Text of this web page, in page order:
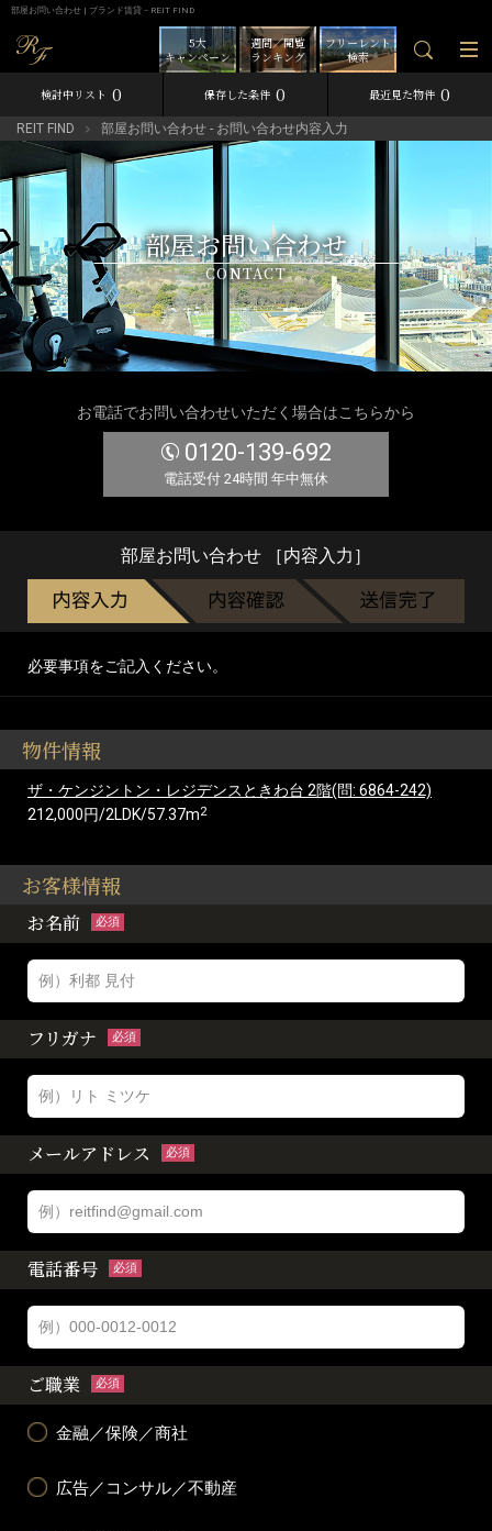
部屋お問い合わせ | ブランド賃貸－REIT FIND
フリーレント
検索
週間／閲覧
ランキング
5大
キャンペーン
検討中リスト 0 保存した条件 0 最近見た物件 0
REIT FIND 部屋お問い合わせ - お問い合わせ内容入力
部屋お問い合わせ
CONTACT
お電話でお問い合わせいただく場合はこちらから
0120-139-692
電話受付 24時間 年中無休
部屋お問い合わせ ［内容入力］
必要事項をご記入ください。
物件情報
ザ・ケンジントン・レジデンスときわ台 2階(問: 6864-242)
212,000円/2LDK/57.37m2
お客様情報
お名前 必須
フリガナ 必須
メールアドレス 必須
電話番号 必須
ご職業 必須
金融／保険／商社
広告／コンサル／不動産